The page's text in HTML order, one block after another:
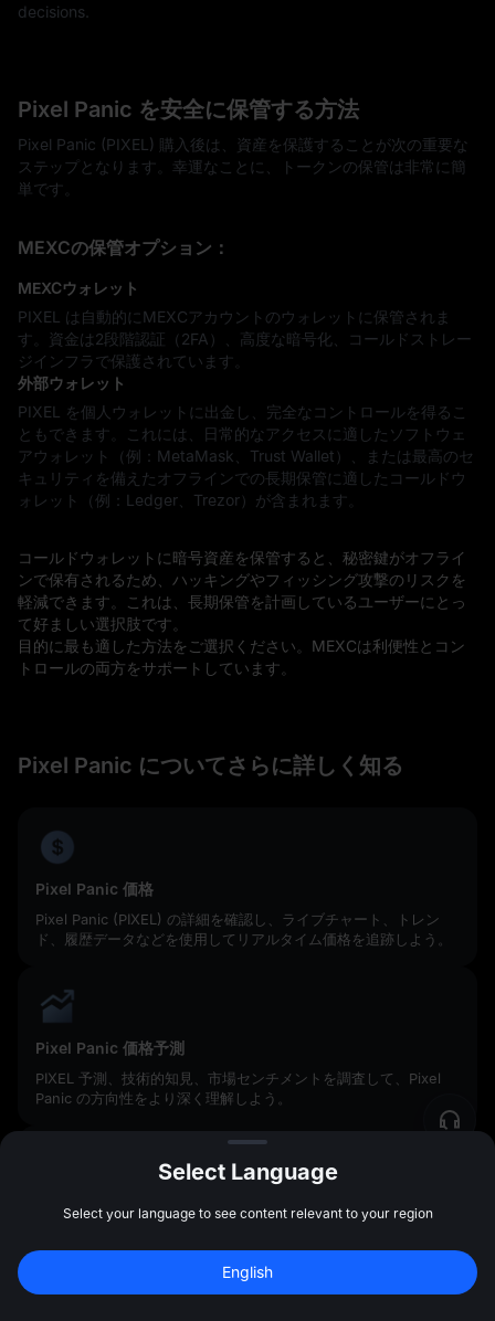
decisions.
Pixel Panic を安全に保管する方法
Pixel Panic (PIXEL) 購入後は、資産を保護することが次の重要な
ステップとなります。幸運なことに、トークンの保管は非常に簡
単です。
MEXCの保管オプション：
MEXCウォレット
PIXEL は自動的にMEXCアカウントのウォレットに保管されま
す。資金は2段階認証（2FA）、高度な暗号化、コールドストレー
ジインフラで保護されています。
外部ウォレット
PIXEL を個人ウォレットに出金し、完全なコントロールを得るこ
ともできます。これには、日常的なアクセスに適したソフトウェ
アウォレット（例：MetaMask、Trust Wallet）、または最高のセ
キュリティを備えたオフラインでの長期保管に適したコールドウ
ォレット（例：Ledger、Trezor）が含まれます。
コールドウォレットに暗号資産を保管すると、秘密鍵がオフライ
ンで保有されるため、ハッキングやフィッシング攻撃のリスクを
軽減できます。これは、長期保管を計画しているユーザーにとっ
て好ましい選択肢です。
目的に最も適した方法をご選択ください。MEXCは利便性とコン
トロールの両方をサポートしています。
Pixel Panic についてさらに詳しく知る
Pixel Panic 価格
Pixel Panic (PIXEL) の詳細を確認し、ライブチャート、トレン
ド、履歴データなどを使用してリアルタイム価格を追跡しよう。
Pixel Panic 価格予測
PIXEL 予測、技術的知見、市場センチメントを調査して、Pixel
Panic の方向性をより深く理解しよう。
MEXCレート変換
他の主要トークンに瞬時に変換できます。明確なレートとスリッ
ページゼロで、ワンクリックで素早く変換できます。
新規登録して 10,000 USDT の先物ボーナス
Select Language
Select your language to see content relevant to your region
English